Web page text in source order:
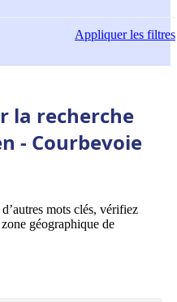
Appliquerles filtres
la recherche
- Courbevoie
mots clés, vérifiez
géographique de